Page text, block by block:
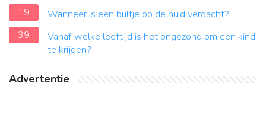
19
Wanneer is een bultje op de huid verdacht?
39
Vanaf welke leeftijd is het ongezond om een ​​kind
te krijgen?
Advertentie